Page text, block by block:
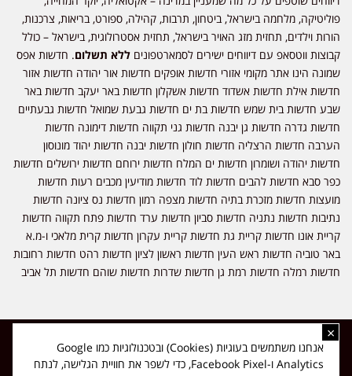
פוליטיקה, מלחמה בישראל, ביטחון, תרבות, קהילה, ספורט, בריאות, צרכנות,
הורות וילדים, תחזית מזג האויר בישראל, תחזית אסטרולוגית, בישראל – כולל
קבוצות ווטסאפ עם דיווחים ישירים לסמארטפונים ללא תשלום. חדשות אפס
שמונה הינו אתר מקומי אזורי חדשות אופקים חדשות אור יהודה חדשות אזור
חדשות אילת חדשות אשדוד חדשות אשקלון חדשות באר יעקב חדשות באר
שבע חדשות בית שמש חדשות בת ים חדשות גבעת שמואל חדשות גבעתיים
חדשות גדרה חדשות גן יבנה חדשות גני תקווה חדשות דימונה חדשות
הערבה חדשות הרצליה חדשות חולון חדשות יבנה חדשות יהוד מונוסון
חדשות יהודה ושומרון חדשות ים המלח חדשות ירוחם חדשות ירושלים חדשות
כפר סבא חדשות להבים חדשות לוד חדשות מודיעין מכבים רעות חדשות
מועצות חדשות מזכרת בתיה חדשות מצפה רמון חדשות נס ציונה חדשות
נתיבות חדשות נתניה חדשות סביון חדשות ערד חדשות פתח תקווה חדשות
קריית אונו חדשות קריית גת חדשות קריית עקרון חדשות קרית מלאכי ו-מ.א
באר טוביה חדשות ראש העין חדשות ראשון לציון חדשות רהט חדשות רחובות
חדשות רמלה חדשות רמת גן חדשות שדרות חדשות שוהם חדשות תל אביב
כל הזכויות שמורות ל-ליזה ללוצאשווילי - חדשות אפס שמונה - דיווחים בזמן
אמת, נוסד בשנת 2019 | טל' לפרסומים 054-9759222 מייל מערכת
news08.net@gmail.com
×
אנחנו משתמשים בעוגיות (Cookies) ובטכנולוגיות כמו Google
Analytics ו-Facebook Pixel, כדי לשפר את חוויית הגלישה, לנתח